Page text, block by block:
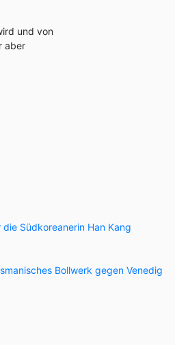
und von
aber
Südkoreanerin Han Kang
Bollwerk gegen Venedig